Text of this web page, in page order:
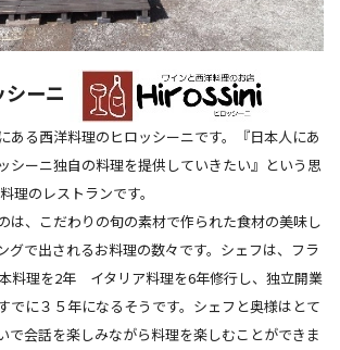
ーニ
ある西洋料理のヒロッシーニです。『日本人にあ
シーニ独自の料理を提供していきたい』という思
理のレストランです。
は、こだわりの旬の素材で作られた食材の美味し
グで出されるお料理の数々です。シェフは、フラ
料理を2年 イタリア料理を6年修行し、独立開業
でに３５年になるそうです。シェフと奥様はとて
で会話を楽しみながら料理を楽しむことができま